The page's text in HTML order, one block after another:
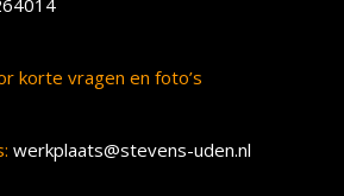
korte vragen en foto’s
werkplaats@stevens-uden.nl